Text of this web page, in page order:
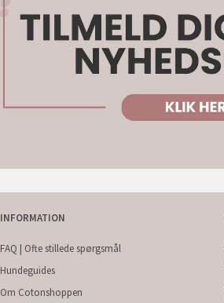
INFORMATION
FAQ | Ofte stillede spørgsmål
Hundeguides
Om Cotonshoppen